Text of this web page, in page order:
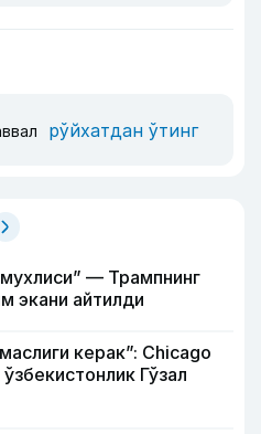
рўйхатдан ўтинг
— Трампнинг
экани айтилди
керак”: Chicago
Гўзал